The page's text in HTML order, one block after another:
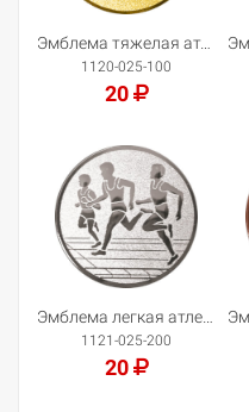
Эмблема тяжелая атлетика
1120-025-100
20
Добавить в корзину
1121-025-200
20